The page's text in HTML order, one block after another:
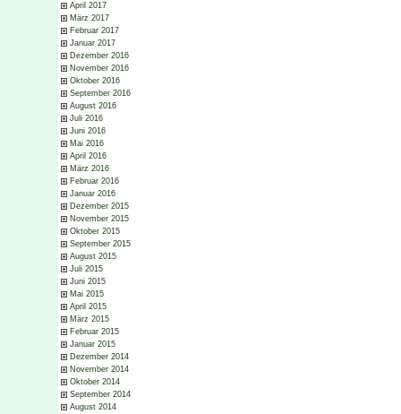
April 2017
März 2017
Februar 2017
Januar 2017
Dezember 2016
November 2016
Oktober 2016
September 2016
August 2016
Juli 2016
Juni 2016
Mai 2016
April 2016
März 2016
Februar 2016
Januar 2016
Dezember 2015
November 2015
Oktober 2015
September 2015
August 2015
Juli 2015
Juni 2015
Mai 2015
April 2015
März 2015
Februar 2015
Januar 2015
Dezember 2014
November 2014
Oktober 2014
September 2014
August 2014